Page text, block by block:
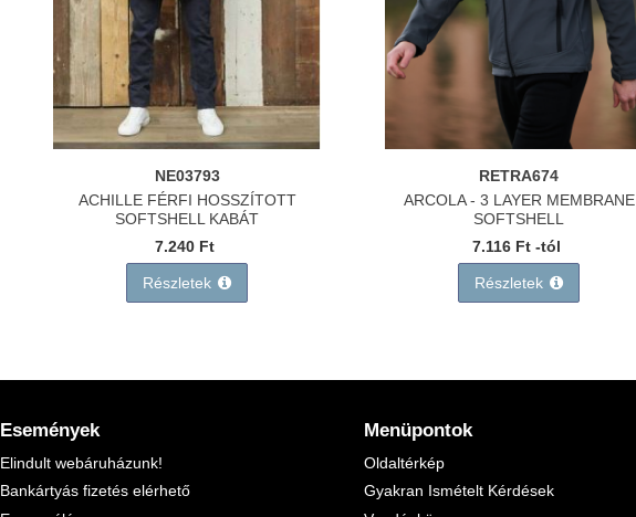
NE03793
ACHILLE FÉRFI HOSSZÍTOTT
SOFTSHELL KABÁT
7.240 Ft
Részletek
RETRA674
ARCOLA - 3 LAYER MEMBRANE
SOFTSHELL
7.116 Ft -tól
Részletek
Események
Elindult webáruházunk!
Bankártyás fizetés elérhető
Menüpontok
Oldaltérkép
Gyakran Ismételt Kérdések